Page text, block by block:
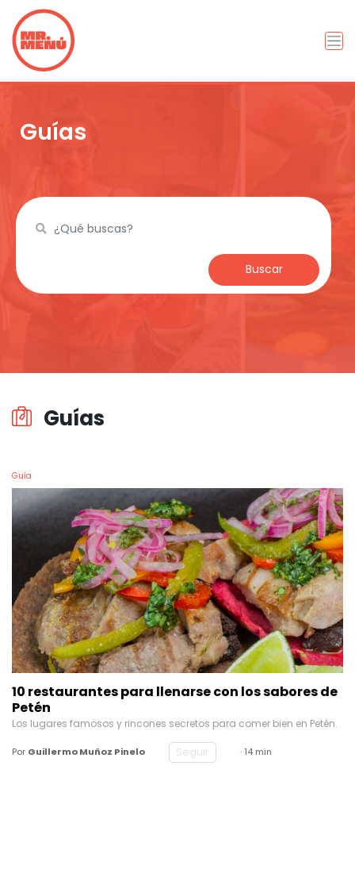
Guías
Buscar
Guías
Guía
10 restaurantes para llenarse con los sabores de
Petén
Los lugares famosos y rincones secretos para comer bien en Petén.
Por Guillermo Muñoz Pinelo Seguir · 14 min